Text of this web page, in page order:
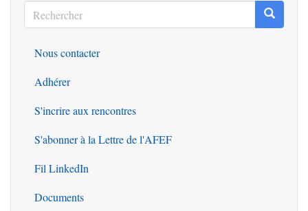
Rechercher
Rechercher
Outils
Nous contacter
Adhérer
S'incrire aux rencontres
S'abonner à la Lettre de l'AFEF
Fil LinkedIn
Documents